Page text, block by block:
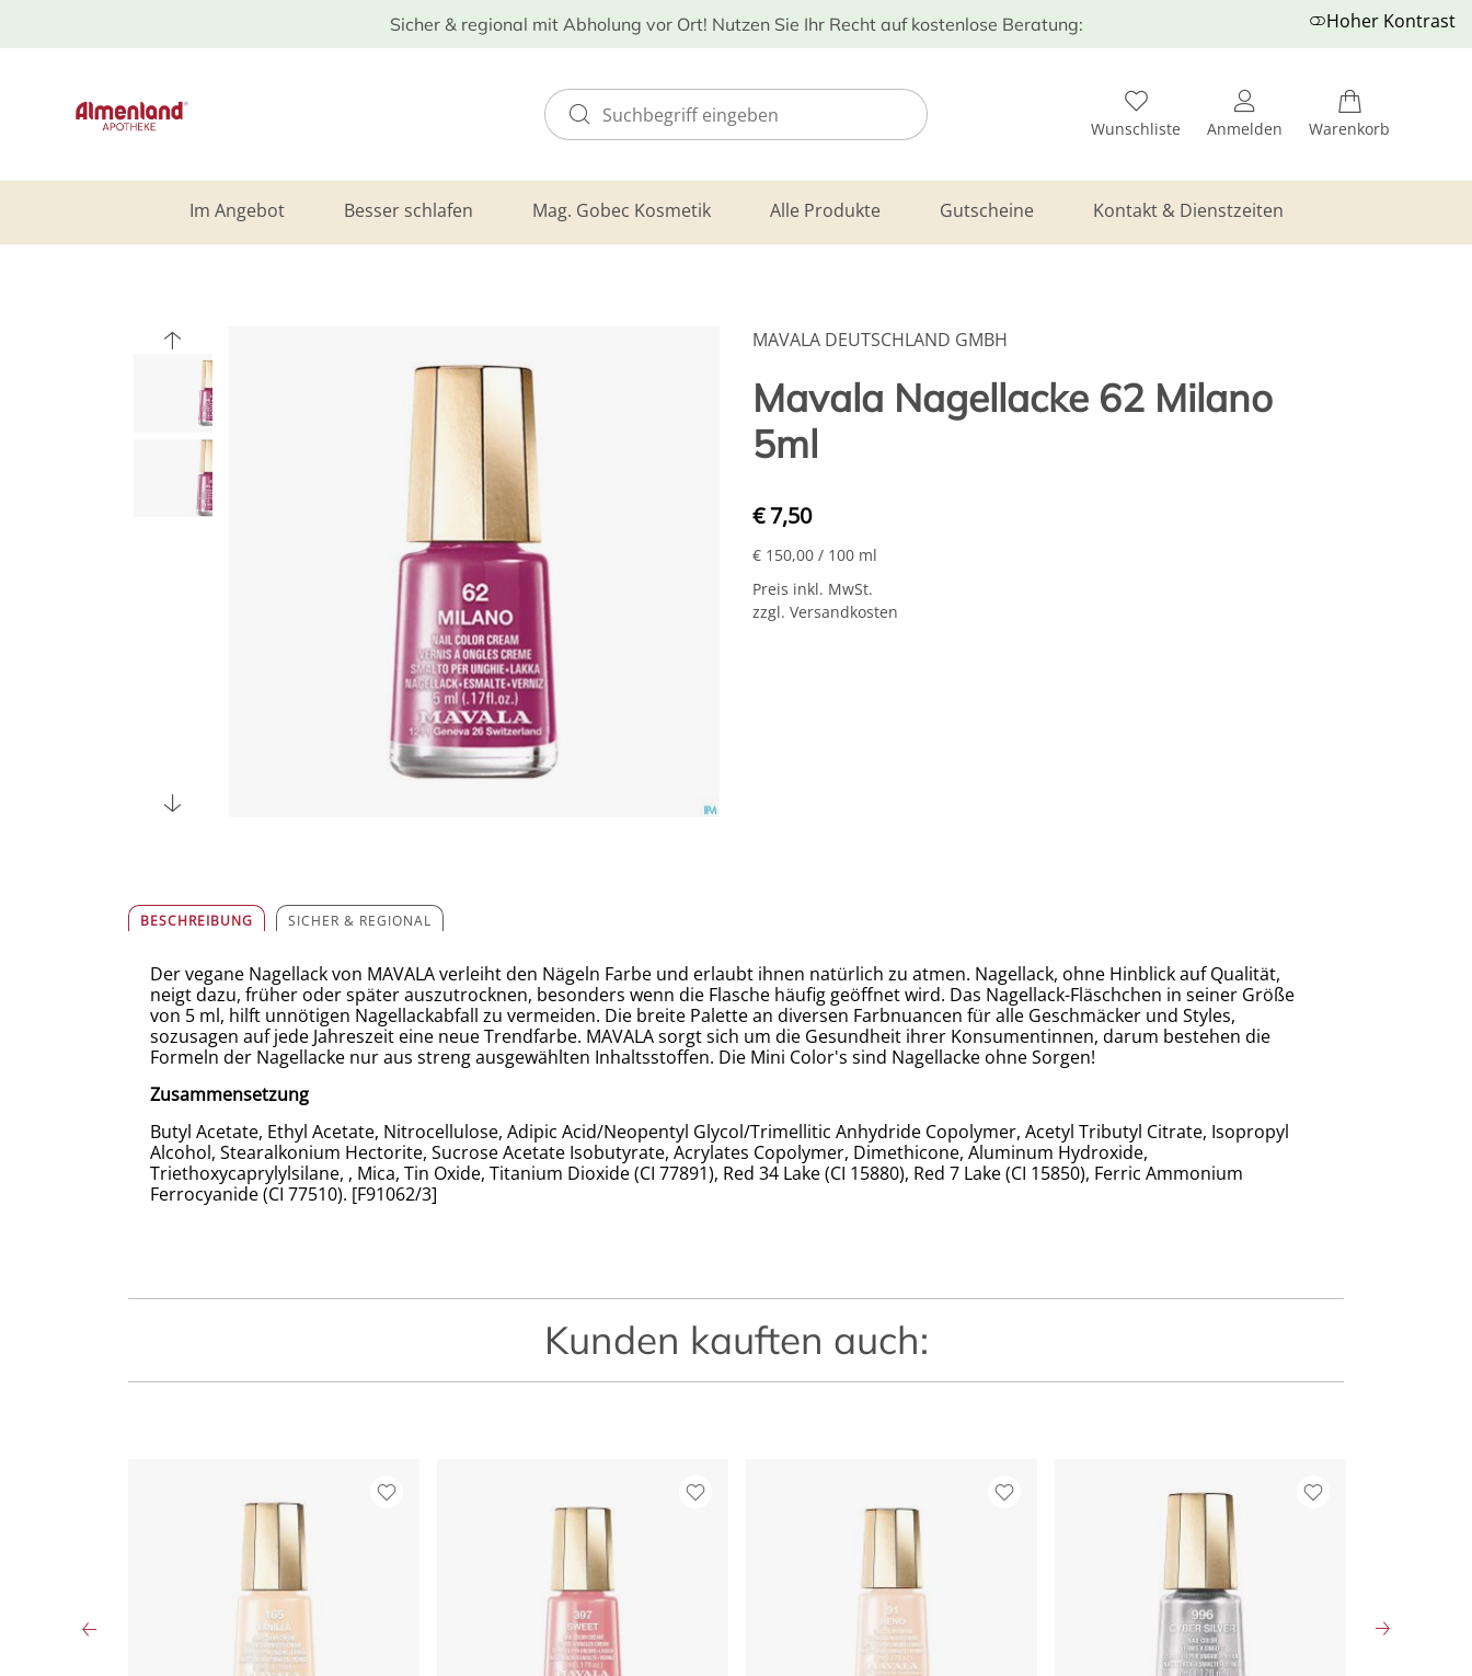
Sicher & regional mit Abholung vor Ort! Nutzen Sie Ihr Recht auf kostenlose Beratung: Hoher Kontrast
Wunschliste Anmelden Warenkorb
Im Angebot Besser schlafen Mag. Gobec Kosmetik Alle Produkte Gutscheine Kontakt & Dienstzeiten
MAVALA DEUTSCHLAND GMBH
Mavala Nagellacke 62 Milano
5ml
€ 7,50
€ 150,00 / 100 ml
Preis inkl. MwSt.
zzgl. Versandkosten
BESCHREIBUNG SICHER & REGIONAL
Der vegane Nagellack von MAVALA verleiht den Nägeln Farbe und erlaubt ihnen natürlich zu atmen. Nagellack, ohne Hinblick auf Qualität,
neigt dazu, früher oder später auszutrocknen, besonders wenn die Flasche häufig geöffnet wird. Das Nagellack-Fläschchen in seiner Größe
von 5 ml, hilft unnötigen Nagellackabfall zu vermeiden. Die breite Palette an diversen Farbnuancen für alle Geschmäcker und Styles,
sozusagen auf jede Jahreszeit eine neue Trendfarbe. MAVALA sorgt sich um die Gesundheit ihrer Konsumentinnen, darum bestehen die
Formeln der Nagellacke nur aus streng ausgewählten Inhaltsstoffen. Die Mini Color's sind Nagellacke ohne Sorgen!
Zusammensetzung
Butyl Acetate, Ethyl Acetate, Nitrocellulose, Adipic Acid/Neopentyl Glycol/Trimellitic Anhydride Copolymer, Acetyl Tributyl Citrate, Isopropyl
Alcohol, Stearalkonium Hectorite, Sucrose Acetate Isobutyrate, Acrylates Copolymer, Dimethicone, Aluminum Hydroxide,
Triethoxycaprylylsilane, , Mica, Tin Oxide, Titanium Dioxide (CI 77891), Red 34 Lake (CI 15880), Red 7 Lake (CI 15850), Ferric Ammonium
Ferrocyanide (CI 77510). [F91062/3]
Kunden kauften auch: